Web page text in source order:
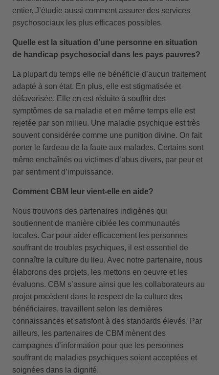
entier. J’étudie aussi comment assurer des services
psychosociaux les plus efficaces possibles.
Quelle est la situation d’une personne en situation
de handicap psychosocial dans les pays pauvres?
La plupart du temps elle ne bénéficie d’aucun traitement
adapté à son état. En plus, elle est stigmatisée et
défavorisée. Elle en est réduite à souffrir des
symptômes de sa maladie et en même temps elle est
rejetée par son milieu. Une maladie psychique est très
souvent considérée comme une punition divine. On fait
porter le fardeau de la faute aux malades. Certains sont
même enchaînés ou victimes d’abus divers, par peur et
par sentiment d’impuissance.
Comment CBM leur vient-elle en aide?
Nous trouvons des partenaires indigènes qui
soutiennent de manière ciblée les communautés
locales. Car pour aider efficacement les personnes
souffrant de troubles psychiques, il est essentiel de
connaître la culture du lieu. Avec notre partenaire, nous
élaborons des projets, les mettons en oeuvre et les
évaluons. CBM s’assure ainsi que les collaborateurs au
projet procèdent dans le respect de la culture des
bénéficiaires, travaillent selon les dernières
connaissances et satisfont à des standards élevés. Par
ailleurs, les partenaires de CBM mènent des
campagnes d’information pour que les personnes
souffrant de maladies psychiques soient acceptées et
soignées dans la dignité.